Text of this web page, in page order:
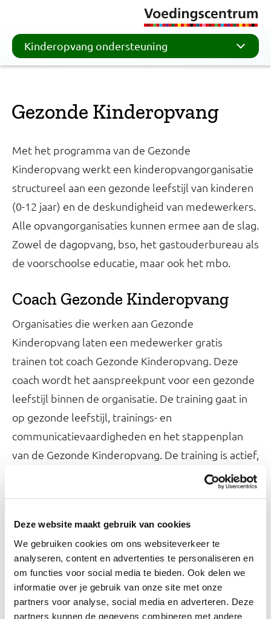
Deze website maakt gebruik van cookies
We gebruiken cookies om ons websiteverkeer te
analyseren, content en advertenties te personaliseren en
om functies voor social media te bieden. Ook delen we
informatie over je gebruik van onze site met onze
partners voor analyse, social media en adverteren. Deze
partners kunnen de gegevens combineren met andere
Kinderopvang ondersteuning
Gezonde Kinderopvang
Met het programma van de Gezonde
Kinderopvang werkt een kinderopvangorganisatie
structureel aan een gezonde leefstijl van kinderen
(0-12 jaar) en de deskundigheid van medewerkers.
Alle opvangorganisaties kunnen ermee aan de slag.
Zowel de dagopvang, bso, het gastouderbureau als
de voorschoolse educatie, maar ook het mbo.
Coach Gezonde Kinderopvang
Organisaties die werken aan Gezonde
Kinderopvang laten een medewerker gratis
trainen tot coach Gezonde Kinderopvang. Deze
coach wordt het aanspreekpunt voor een gezonde
leefstijl binnen de organisatie. De training gaat in
op gezonde leefstijl, trainings- en
communicatievaardigheden en het stappenplan
van de Gezonde Kinderopvang. De training is actief,
met veel beweging en interactieve werkvormen.
De opgeleide coach gaat vervolgens aan de slag
Daarna staat het opnemen van een gezonde
leefstijl binnen de hele organisatie centraal.
Gezondheidsthema’s
Binnen het programma zijn 12